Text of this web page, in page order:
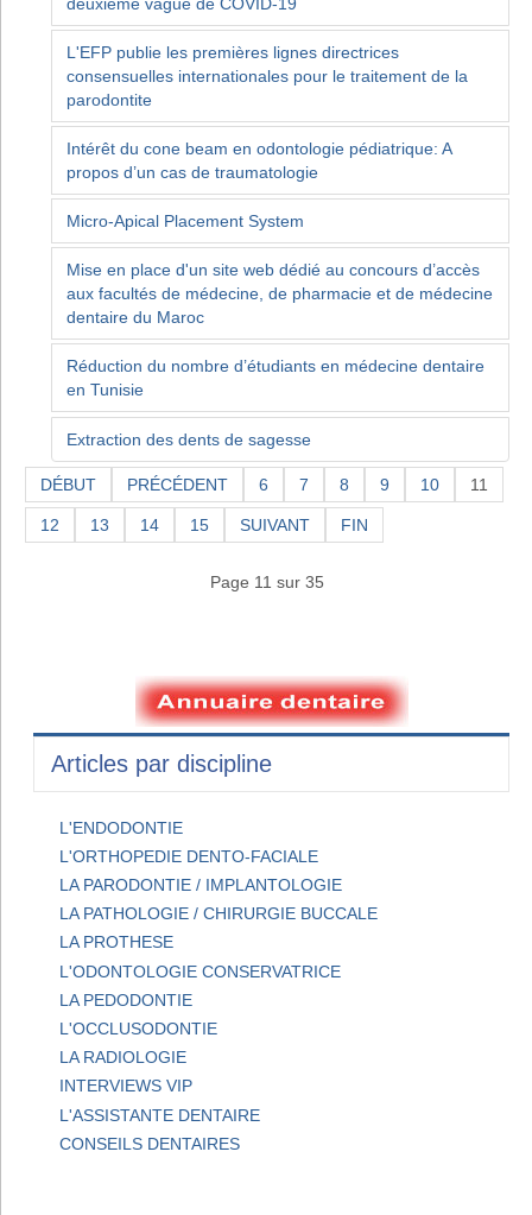
L'EFP publie les premières lignes directrices
consensuelles internationales pour le traitement de la
parodontite
Intérêt du cone beam en odontologie pédiatrique: A
propos d’un cas de traumatologie
Micro-Apical Placement System
Mise en place d'un site web dédié au concours d’accès
aux facultés de médecine, de pharmacie et de médecine
dentaire du Maroc
Réduction du nombre d’étudiants en médecine dentaire
en Tunisie
Extraction des dents de sagesse
DÉBUT PRÉCÉDENT 6 7 8 9 10 11
12 13 14 15 SUIVANT FIN
Page 11 sur 35
Articles par discipline
L'ENDODONTIE
L'ORTHOPEDIE DENTO-FACIALE
LA PARODONTIE / IMPLANTOLOGIE
LA PATHOLOGIE / CHIRURGIE BUCCALE
LA PROTHESE
L'ODONTOLOGIE CONSERVATRICE
LA PEDODONTIE
L'OCCLUSODONTIE
LA RADIOLOGIE
INTERVIEWS VIP
L'ASSISTANTE DENTAIRE
CONSEILS DENTAIRES